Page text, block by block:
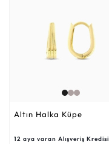
Altın Halka Küpe
12 aya varan Alışveriş Kredisi